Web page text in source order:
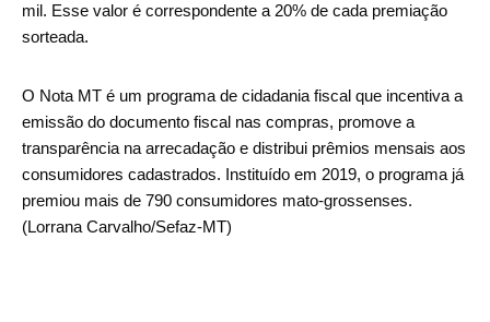
mil. Esse valor é correspondente a 20% de cada premiação
sorteada.
O Nota MT é um programa de cidadania fiscal que incentiva a
emissão do documento fiscal nas compras, promove a
transparência na arrecadação e distribui prêmios mensais aos
consumidores cadastrados. Instituído em 2019, o programa já
premiou mais de 790 consumidores mato-grossenses.
(Lorrana Carvalho/Sefaz-MT)